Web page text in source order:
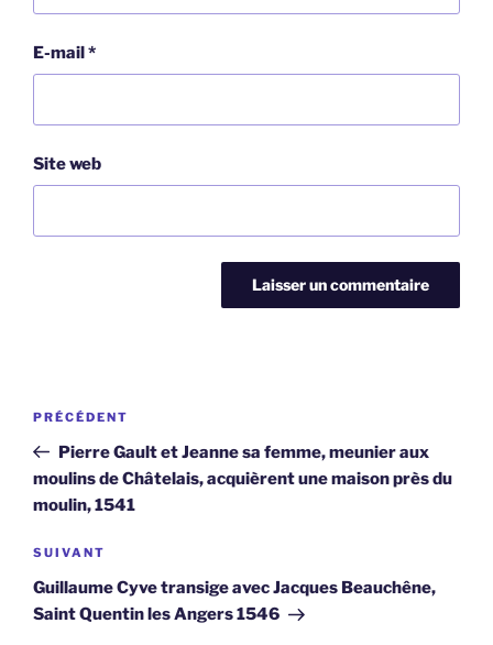
E-mail*
Site web
Navigation
l’article
Article
précédent
PRÉCÉDENT
Pierre Gault et Jeanne sa femme, meunier aux
moulins de Châtelais, acquièrent une maison près du
moulin, 1541
Article
suivant
SUIVANT
Guillaume Cyve transige avec Jacques Beauchêne,
Saint Quentin les Angers 1546